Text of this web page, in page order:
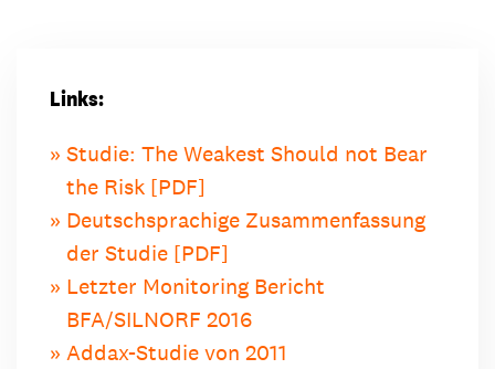
Links:
Studie: The Weakest Should not Bear
the Risk [PDF]
Deutschsprachige Zusammenfassung
der Studie [PDF]
Letzter Monitoring Bericht
BFA/SILNORF 2016
Addax-Studie von 2011